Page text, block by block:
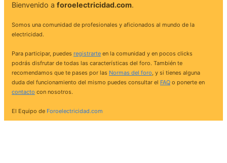
Bienvenido a foroelectricidad.com.
Somos una comunidad de profesionales y aficionados al mundo de la
electricidad.
Para participar, puedes registrarte en la comunidad y en pocos clicks
podrás disfrutar de todas las características del foro. También te
recomendamos que te pases por las Normas del foro, y si tienes alguna
duda del funcionamiento del mismo puedes consultar el FAQ o ponerte en
contacto con nosotros.
El Equipo de Foroelectricidad.com